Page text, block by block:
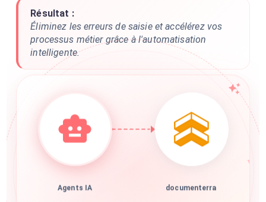
Résultat :
Éliminez les erreurs de saisie et accélérez vos
processus métier grâce à l'automatisation
intelligente.
Agents IA documenterra